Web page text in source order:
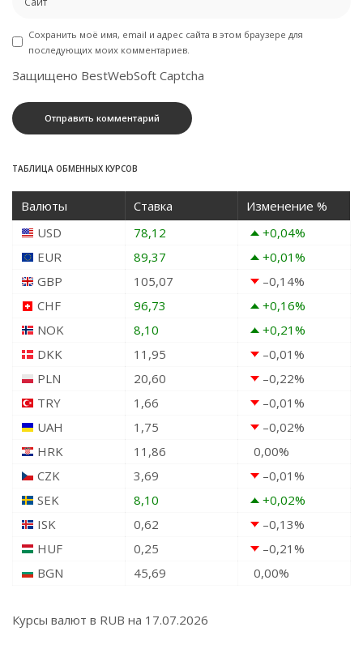
Сохранить моё имя, email и адрес сайта в этом браузере для
последующих моих комментариев.
Защищено BestWebSoft Captcha
ТАБЛИЦА ОБМЕННЫХ КУРСОВ
Валюты Ставка
Изменение %
USD
78,12 +0,04%
EUR
89,37 +0,01%
GBP
105,07 –0,14%
CHF
96,73 +0,16%
NOK
8,10 +0,21%
DKK
11,95 –0,01%
PLN
20,60 –0,22%
TRY
1,66 –0,01%
UAH
1,75 –0,02%
HRK
11,86 0,00%
CZK
3,69 –0,01%
SEK
8,10 +0,02%
ISK
0,62 –0,13%
HUF
0,25 –0,21%
BGN
45,69 0,00%
Курсы валют в RUB на 17.07.2026